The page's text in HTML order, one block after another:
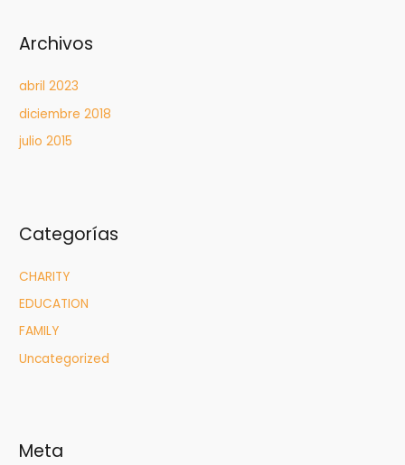
Archivos
abril 2023
diciembre 2018
julio 2015
Categorías
CHARITY
EDUCATION
FAMILY
Uncategorized
Meta